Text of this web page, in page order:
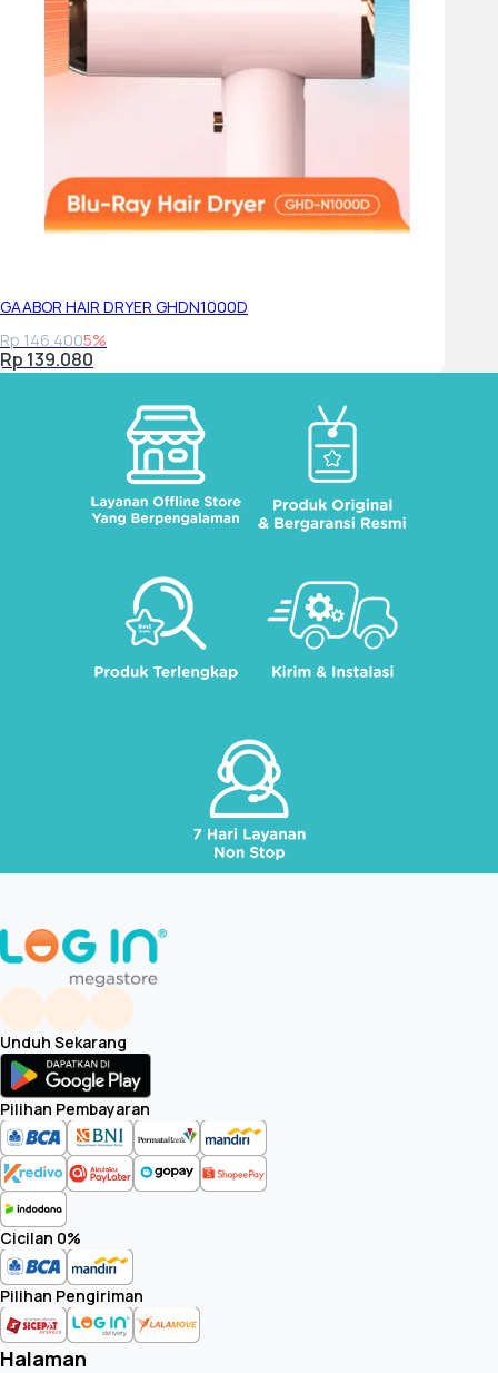
GAABOR HAIR DRYER GHDN1000D
Rp 146.4005%
Rp 139.080
Unduh Sekarang
Pilihan Pembayaran
Cicilan 0%
Pilihan Pengiriman
Halaman